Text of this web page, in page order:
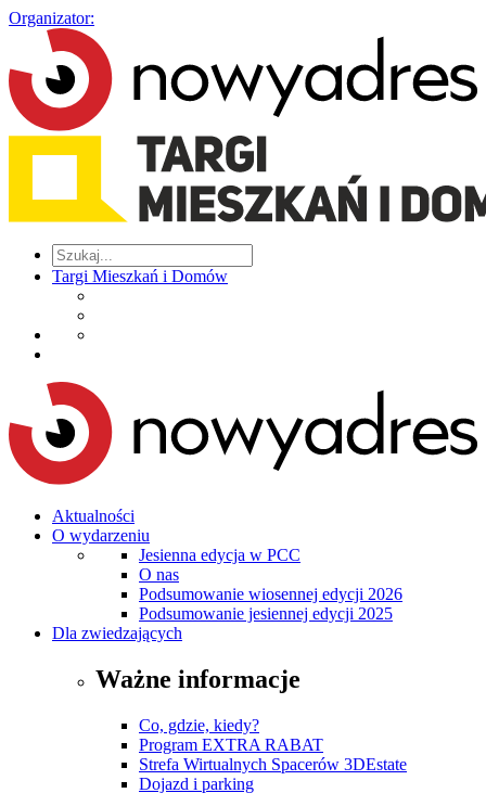
Organizator:
Targi Mieszkań i Domów
Aktualności
O wydarzeniu
Jesienna edycja w PCC
O nas
Podsumowanie wiosennej edycji 2026
Podsumowanie jesiennej edycji 2025
Dla zwiedzających
Ważne informacje
Co, gdzie, kiedy?
Program EXTRA RABAT
Strefa Wirtualnych Spacerów 3DEstate
Dojazd i parking